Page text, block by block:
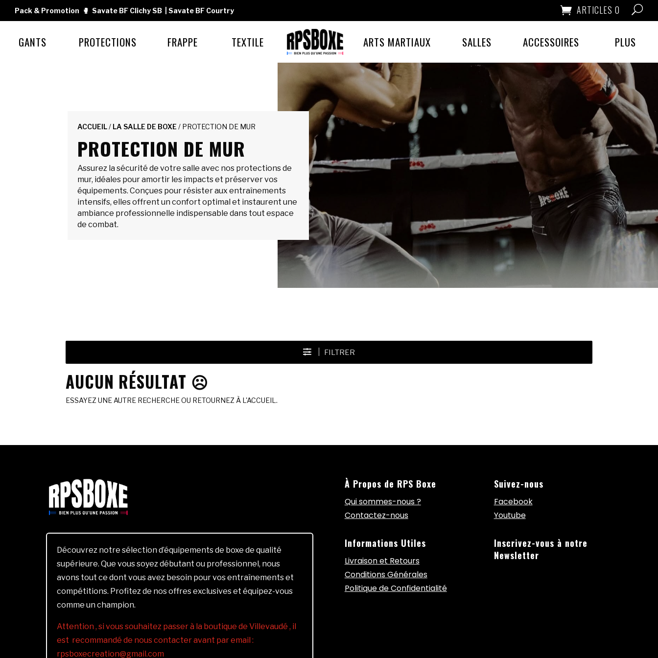
Pack & Promotion 🥊 Savate BF Clichy SB Savate BF Courtry ARTICLES 0
GANTS PROTECTIONS FRAPPE TEXTILE ARTS MARTIAUX SALLES ACCESSOIRES PLUS
ACCUEIL/ LA SALLE DE BOXE / PROTECTION DE MUR
PROTECTION DE MUR
Assurez la sécurité de votre salle avec nos protections de
mur, idéales pour amortir les impacts et préserver vos
équipements. Conçues pour résister aux entraînements
intensifs, elles offrent un confort optimal et instaurent une
ambiance professionnelle indispensable dans tout espace
de combat.
FILTRER
AUCUN RÉSULTAT ☹️
ESSAYEZ UNE AUTRE RECHERCHE OU RETOURNEZ À L'ACCUEIL.
Découvrez notre sélection d’équipements de boxe de qualité
supérieure. Que vous soyez débutant ou professionnel, nous
avons tout ce dont vous avez besoin pour vos entraînements et
compétitions. Profitez de nos offres exclusives et équipez-vous
comme un champion.
Attention , si vous souhaitez passer à la boutique de Villevaudé , il
est recommandé de nous contacter avant par email :
rpsboxecreation@gmail.com
À Propos de RPS Boxe
Qui sommes-nous ?
Contactez-nous
Informations Utiles
Livraison et Retours
Conditions Générales
Politique de Confidentialité
Suivez-nous
Facebook
Youtube
Inscrivez-vous à notre
Newsletter